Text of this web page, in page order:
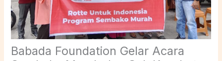
Babada Foundation Gelar Acara